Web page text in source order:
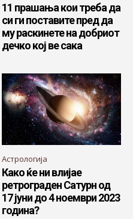
11 прашања кои треба да
си ги поставите пред да
му раскинете на добриот
дечко кој ве сака
Астрологија
Како ќе ни влијае
ретрограден Сатурн од
17 јуни до 4 ноември 2023
година?